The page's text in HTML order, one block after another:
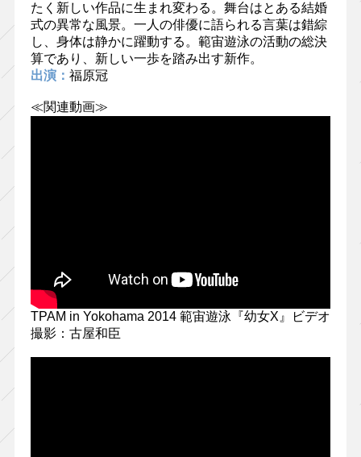
たく新しい作品に生まれ変わる。舞台はとある結婚
式の異常な風景。一人の俳優に語られる言葉は錯綜
し、身体は静かに躍動する。範宙遊泳の活動の総決
算であり、新しい一歩を踏み出す新作。
出演： 福原冠
≪関連動画≫
TPAM in Yokohama 2014 範宙遊泳『幼女X』ビデオ
撮影：古屋和臣